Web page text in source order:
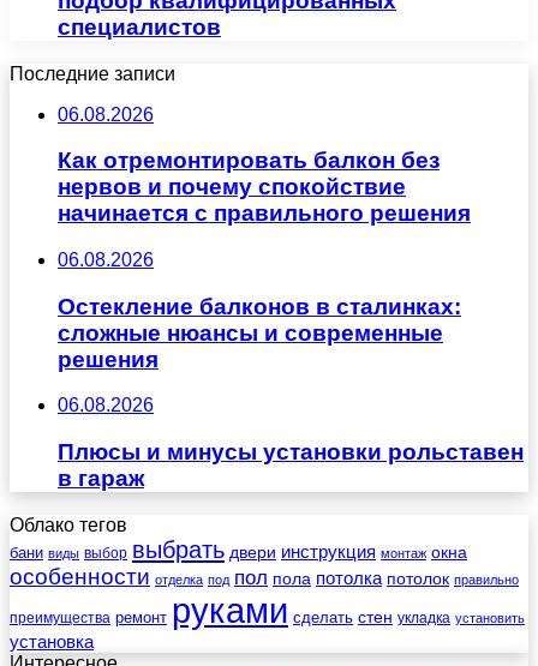
специалистов
Последние записи
06.08.2026
Как отремонтировать балкон без
нервов и почему спокойствие
начинается с правильного решения
06.08.2026
Остекление балконов в сталинках:
сложные нюансы и современные
решения
06.08.2026
Плюсы и минусы установки рольставен
в гараж
Облако тегов
бани виды выбор выбрать двери инструкция монтаж окна
особенности отделка под пол пола потолка потолок правильно
преимущества ремонт руками сделать стен укладка установить
установка